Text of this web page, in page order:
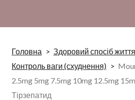
Головна
Здоровий спосіб життя
Контроль ваги (схуднення)
2.5mg 5mg 7.5mg 10mg 12.5mg
Тірзепатид